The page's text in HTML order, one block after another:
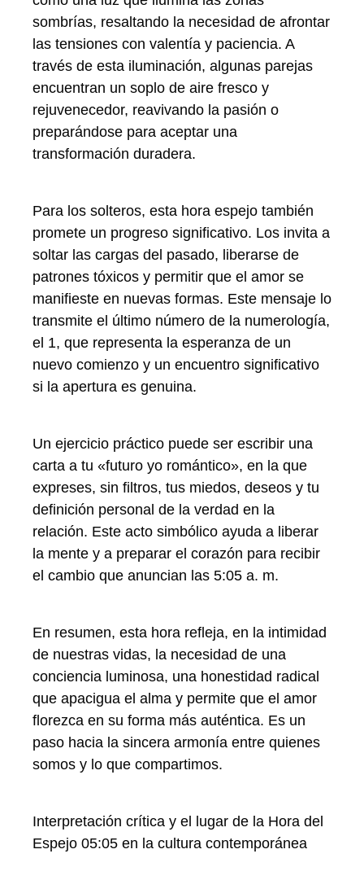
sombrías, resaltando la necesidad de afrontar
las tensiones con valentía y paciencia. A
través de esta iluminación, algunas parejas
encuentran un soplo de aire fresco y
rejuvenecedor, reavivando la pasión o
preparándose para aceptar una
transformación duradera.
Para los solteros, esta hora espejo también
promete un progreso significativo. Los invita a
soltar las cargas del pasado, liberarse de
patrones tóxicos y permitir que el amor se
manifieste en nuevas formas. Este mensaje lo
transmite el último número de la numerología,
el 1, que representa la esperanza de un
nuevo comienzo y un encuentro significativo
si la apertura es genuina.
Un ejercicio práctico puede ser escribir una
carta a tu «futuro yo romántico», en la que
expreses, sin filtros, tus miedos, deseos y tu
definición personal de la verdad en la
relación. Este acto simbólico ayuda a liberar
la mente y a preparar el corazón para recibir
el cambio que anuncian las 5:05 a. m.
En resumen, esta hora refleja, en la intimidad
de nuestras vidas, la necesidad de una
conciencia luminosa, una honestidad radical
que apacigua el alma y permite que el amor
florezca en su forma más auténtica. Es un
paso hacia la sincera armonía entre quienes
somos y lo que compartimos.
Interpretación crítica y el lugar de la Hora del
Espejo 05:05 en la cultura contemporánea